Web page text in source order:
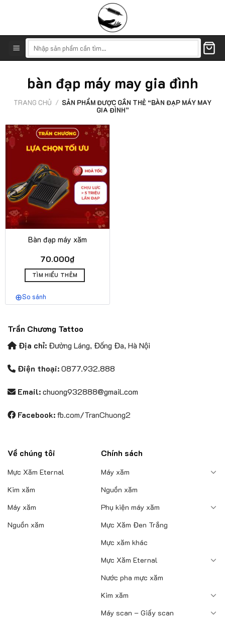
kiếm:
bàn đạp máy may gia đình
TRANG CHỦ / SẢN PHẨM ĐƯỢC GẮN THẺ “BÀN ĐẠP MÁY MAY
GIA ĐÌNH”
Bàn đạp máy xăm
70.000₫
TÌM HIỂU THÊM
So sánh
Trần Chương Tattoo
Địa chỉ: Đường Láng, Đống Đa, Hà Nội
Điện thoại:0877.932.888
Email:chuong932888@gmail.com
Facebook:fb.com/TranChuong2
Về chúng tôi
Mực Xăm Eternal
Kim xăm
Máy xăm
Nguồn xăm
Chính sách
Máy xăm
Nguồn xăm
Phụ kiện máy xăm
Mực Xăm Đen Trắng
Mực xăm khác
Mực Xăm Eternal
Nước pha mực xăm
Kim xăm
Máy scan – Giấy scan